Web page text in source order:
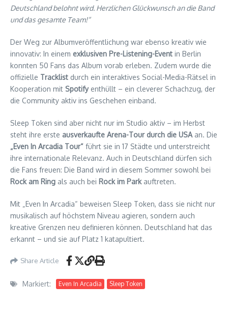
Deutschland belohnt wird. Herzlichen Glückwunsch an die Band
und das gesamte Team!“
Der Weg zur Albumveröffentlichung war ebenso kreativ wie
innovativ: In einem exklusiven Pre-Listening-Event in Berlin
konnten 50 Fans das Album vorab erleben. Zudem wurde die
offizielle Tracklist durch ein interaktives Social-Media-Rätsel in
Kooperation mit Spotifyenthüllt – ein cleverer Schachzug, der
die Community aktiv ins Geschehen einband.
Sleep Token sind aber nicht nur im Studio aktiv – im Herbst
steht ihre erste ausverkaufte Arena-Tour durch die USA an. Die
„Even In Arcadia Tour“ führt sie in 17 Städte und unterstreicht
ihre internationale Relevanz. Auch in Deutschland dürfen sich
die Fans freuen: Die Band wird in diesem Sommer sowohl bei
Rock am Ring als auch bei Rock im Parkauftreten.
Mit „Even In Arcadia“ beweisen Sleep Token, dass sie nicht nur
musikalisch auf höchstem Niveau agieren, sondern auch
kreative Grenzen neu definieren können. Deutschland hat das
erkannt – und sie auf Platz 1 katapultiert.
Share Article
Markiert: Even In Arcadia Sleep Token